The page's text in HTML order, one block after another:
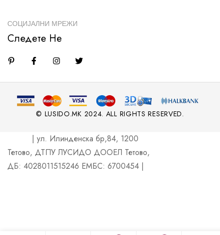
СОЦИЈАЛНИ МРЕЖИ
Следете Не
© LUSIDO.MK 2024. ALL RIGHTS RESERVED.
| ул. Илинденска бр,84, 1200
Тетово, ДТПУ ЛУСИДО ДООЕЛ Тетово,
ДБ: 4028011515246 ЕМБС: 6700454 |